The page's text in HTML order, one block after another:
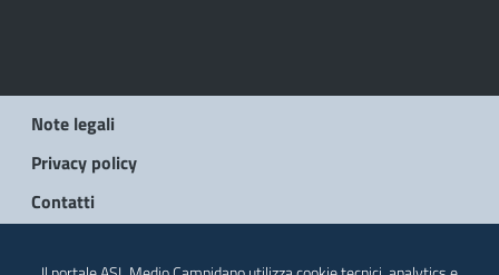
Note legali
Privacy policy
Contatti